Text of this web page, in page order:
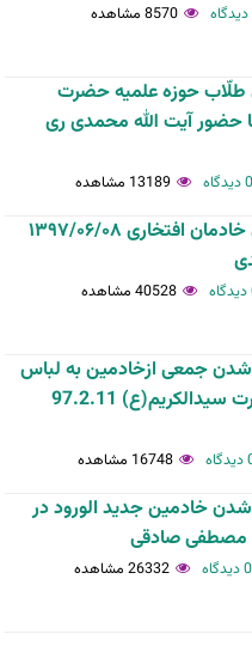
8570 مشاهده
حوزه علمیه حضرت
حضور آیت الله محمدی ری
0 دیدگاه 13189 مشاهده
مُلبَّس شدن خادمان افتخاری ۱۳۹۷/۰۶/۰۸
40528 مشاهده
جمعی ازخادمين به لباس
خادمی حرم حضرت سيدالكريم(ع) 97.2.11
16748 مشاهده
خادمين جديد الورود در
مصطفی صادقی
0 دیدگاه 26332 مشاهده